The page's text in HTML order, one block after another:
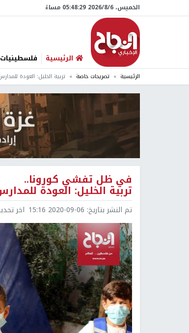
الخميس، 6/‏8/‏2026 05:48:30 مساءً
الرئيسية فلسطينيات
الرئيسية تصريحات خاصة تربية الخليل: العودة
في ظل تفشي كورونا..
تربية الخليل: العودة
تم النشر بتاريخ: 2020-09-06 15:16 اخر